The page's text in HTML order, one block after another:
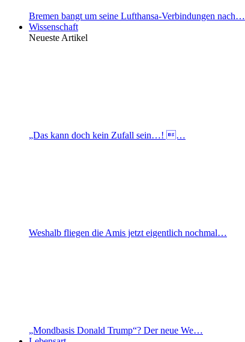
Bremen bangt um seine Lufthansa-Verbindungen nach…
Wissenschaft
Neueste Artikel
„Das kann doch kein Zufall sein…! …
Weshalb fliegen die Amis jetzt eigentlich nochmal…
„Mondbasis Donald Trump“? Der neue We…